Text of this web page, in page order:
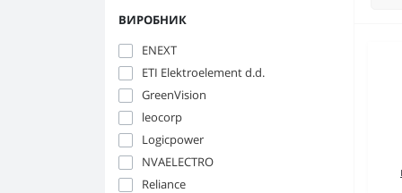
ВИРОБНИК
ENEXT
ETI Elektroelement d.d.
GreenVision
leocorp
Logicpower
NVAELECTRO
Reliance